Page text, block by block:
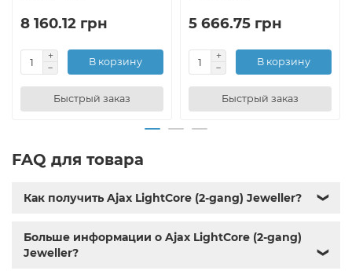
8 160.12 грн
В корзину
Быстрый заказ
5 666.75 грн
В корзину
Быстрый заказ
FAQ для товара
Как получить Ajax LightCore (2-gang) Jeweller? ❯
Больше информации о Ajax LightCore (2-gang)
Jeweller?
❯